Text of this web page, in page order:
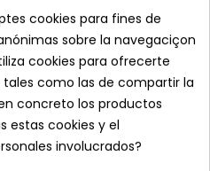
V 8:00 a 19:00)
cookies para fines de
sobre la navegaciçon
cookies para ofrecerte
como las de compartir la
concreto los productos
estas cookies y el
involucrados?